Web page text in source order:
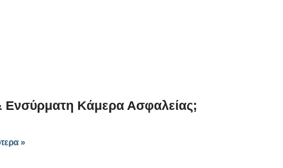
Ενσύρματη Κάμερα Ασφαλείας;
»